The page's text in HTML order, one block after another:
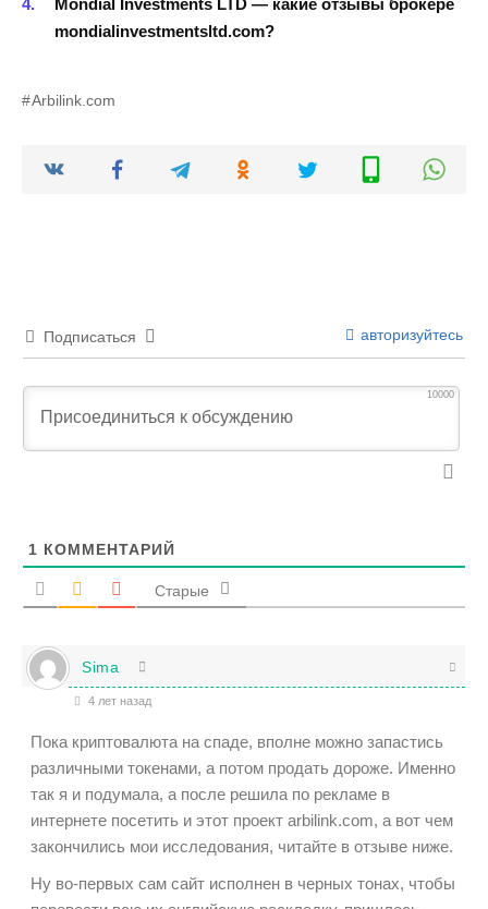
mondialinvestmentsltd.com?
Arbilink.com
Подписаться авторизуйтесь
10000
1 КОММЕНТАРИЙ
Старые
Sima
4 лет назад
Пока криптовалюта на спаде, вполне можно запастись
различными токенами, а потом продать дороже. Именно
так я и подумала, а после решила по рекламе в
интернете посетить и этот проект arbilink.com, а вот чем
закончились мои исследования, читайте в отзыве ниже.
Ну во-первых сам сайт исполнен в черных тонах, чтобы